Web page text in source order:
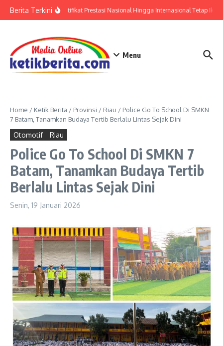
Berita TerkiniPolri: Sertifikat Prestasi Nasional Hingga Internasional Tetap Ikuti
Menu
Home / Ketik Berita / Provinsi / Riau / Police Go To School Di SMKN
7 Batam, Tanamkan Budaya Tertib Berlalu Lintas Sejak Dini
Otomotif Riau
Police Go To School Di SMKN 7
Batam, Tanamkan Budaya Tertib
Berlalu Lintas Sejak Dini
Senin, 19 Januari 2026